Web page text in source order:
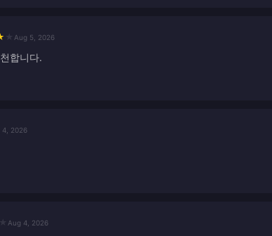
Aug 5, 2026
합니다.
4, 2026
Aug 4, 2026